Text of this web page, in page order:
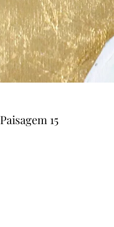
Paisagem 15